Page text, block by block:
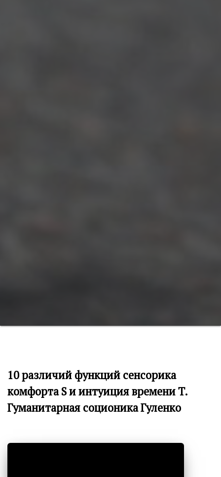
10 различий функций сенсорика
комфорта S и интуиция времени T.
Гуманитарная соционика Гуленко